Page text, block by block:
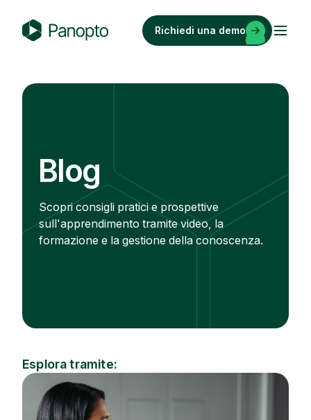
n
o
Richiedi una demo
Blog
Scopri consigli pratici e prospettive
sull'apprendimento tramite video, la
formazione e la gestione della conoscenza.
Esplora tramite:
Industria
Argomento